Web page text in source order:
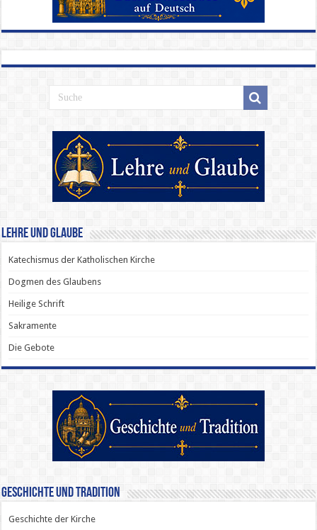
Lehre und Glaube
Katechismus der Katholischen Kirche
Dogmen des Glaubens
Heilige Schrift
Sakramente
Die Gebote
Geschichte und Tradition
Geschichte der Kirche